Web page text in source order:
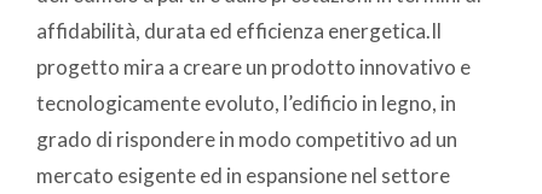
affidabilità, durata ed efficienza energetica.Il
progetto mira a creare un prodotto innovativo e
tecnologicamente evoluto, l’edificio in legno, in
grado di rispondere in modo competitivo ad un
mercato esigente ed in espansione nel settore